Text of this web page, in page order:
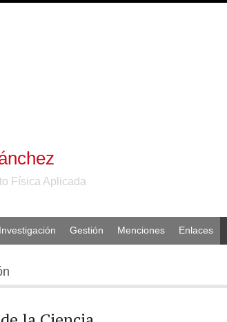
Física Aplicada
Investigación Gestión Menciones Enlaces